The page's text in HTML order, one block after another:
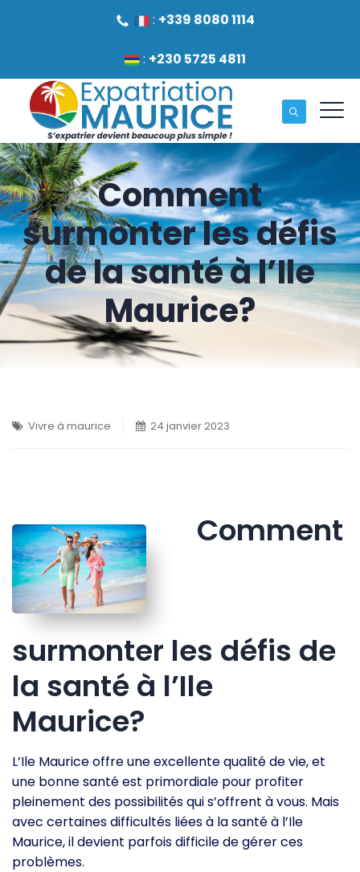
: +339 8080 1114
: +230 5725 4811
Comment
surmonter les défis
de la santé à l’Ile
Maurice?
Vivre à maurice 24 janvier 2023
Comment
surmonter les défis de
la santé à l’Ile
Maurice?
L’Ile Maurice offre une excellente qualité de vie, et
une bonne santé est primordiale pour profiter
pleinement des possibilités qui s’offrent à vous. Mais
avec certaines difficultés liées à la santé à l’Ile
Maurice, il devient parfois difficile de gérer ces
problèmes.